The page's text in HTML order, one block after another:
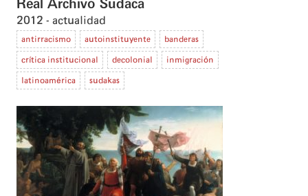
Real Archivo Sudaca
2012 actualidad
antirracismo autoinstituyente banderas
crítica institucional decolonial inmigración
latinoamérica sudakas